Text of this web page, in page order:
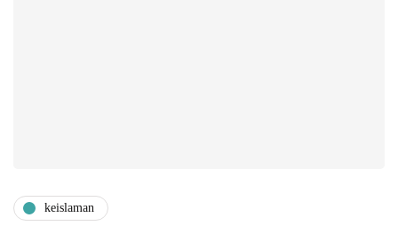
keislaman